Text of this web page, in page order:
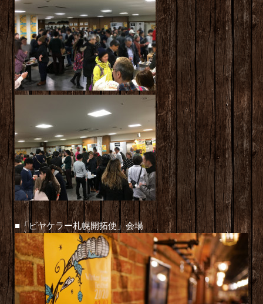
■「ビヤケラー札幌開拓使」会場